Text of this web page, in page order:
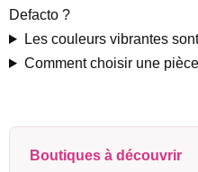
Defacto ?
Les couleurs vibrantes
Comment choisir une
Boutiques à découvrir